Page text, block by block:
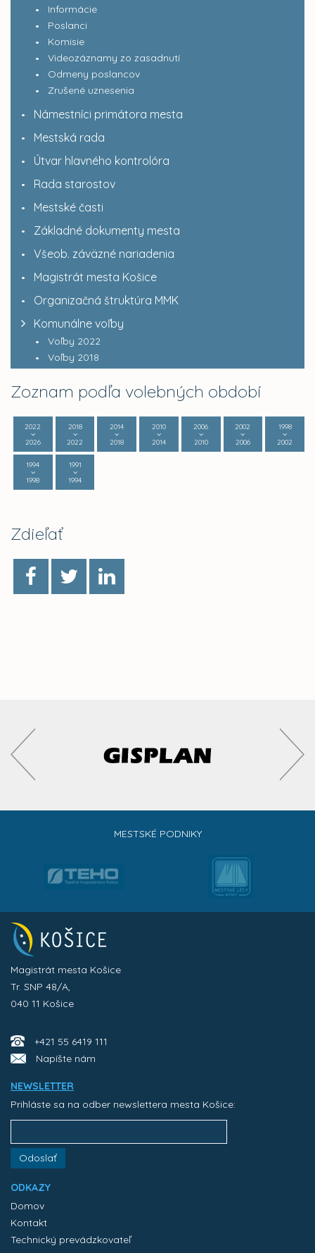
Informácie
Poslanci
Komisie
Videozáznamy zo zasadnutí
Odmeny poslancov
Zrušené uznesenia
Námestníci primátora mesta
Mestská rada
Útvar hlavného kontrolóra
Rada starostov
Mestské časti
Základné dokumenty mesta
Všeob. záväzné nariadenia
Magistrát mesta Košice
Organizačná štruktúra MMK
Komunálne voľby
Voľby 2022
Voľby 2018
Zoznam podľa volebných období
2022
2026
2018
2022
2014
2018
2010
2014
2006
2010
2002
2006
1998
2002
1994
1998
1991
1994
Zdieľať
MESTSKÉ PODNIKY
Magistrát mesta Košice
Tr. SNP 48/A,
040 11 Košice
+421 55 6419 111
Napíšte nám
NEWSLETTER
Prihláste sa na odber newslettera mesta Košice:
Odoslať
ODKAZY
Domov
Kontakt
Technický prevádzkovateľ